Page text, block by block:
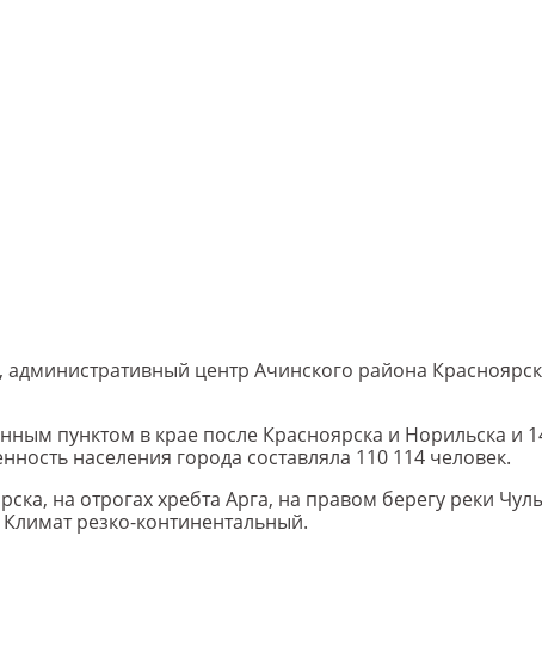
центр Ачинского района
пунктом в крае после Красноярска и Норильска и
населения города составляла 110 114 человек.
на отрогах хребта Арга, на правом берегу реки
резко-континентальный.